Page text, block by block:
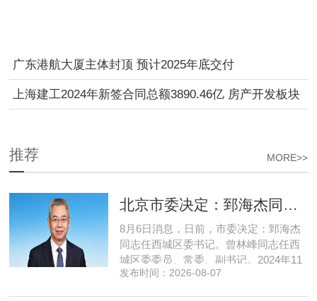
广东港航大厦主体封顶 预计2025年底交付
上海建工2024年新签合同总额3890.46亿 房产开发板块
MORE>>
推荐
8月6日消息，日前，市委决定：郅海杰
同志任西城区委书记。曾林峰同志任西
城区委委员、常委、副书记。2024年11
月，郅海杰任北京市西城区委副书记，
发布时间：2026-08-07